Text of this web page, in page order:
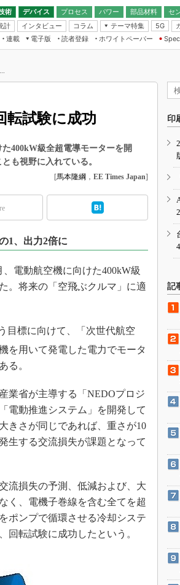
術
デバイス
プロセス パワー 部品材料 セ
無線
計 インタビュー コラム
テーマ特集
ルAI
査（EE Times Research）
計（EDN Japan）
トロニクス入門（EDN
5G
IoT・エッジコ
EXPO
TECHNO-
人とくるま展
連載
電子版
読者登録 ホワイトペーパー
転試験に成功
400kW級全超電導モーターを開
も視野に入れている。
[馬本隆綱 ， EE Times Japan]
1、出力2倍に
電動航空機に向けた400kW級
。将来の「空飛ぶクルマ」に適
目標に向けて、「次世代航空
を用いて発電した電力でモータ
る。
業省が主導する「NEDOプロジ
電動推進システム」を開発して
きさが同じであれば、重さが10
生する交流損失が課題となって
流損失の予測、低減および、大
く、電機子巻線を含む全てを超
ポンプで循環させる冷却システ
回転試験に成功したという。
印
記